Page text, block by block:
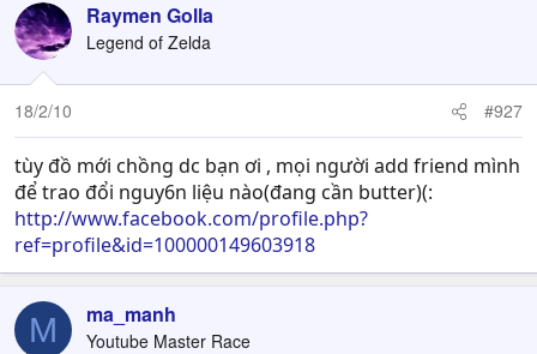
Raymen Golla
Legend of Zelda
18/2/10 #927
tùy đồ mới chồng dc bạn ơi , mọi người add friend mình
để trao đổi nguy6n liệu nào(đang cần butter)(:
http://www.facebook.com/profile.php?
ref=profile&id=100000149603918
M ma_manh
Youtube Master Race